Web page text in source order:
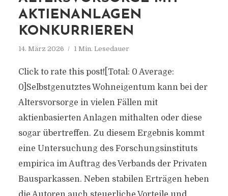
AKTIENANLAGEN
KONKURRIEREN
14. März 2026 1 Min. Lesedauer
Click to rate this post![Total: 0 Average:
0]Selbstgenutztes Wohneigentum kann bei der
Altersvorsorge in vielen Fällen mit
aktienbasierten Anlagen mithalten oder diese
sogar übertreffen. Zu diesem Ergebnis kommt
eine Untersuchung des Forschungsinstituts
empirica im Auftrag des Verbands der Privaten
Bausparkassen. Neben stabilen Erträgen heben